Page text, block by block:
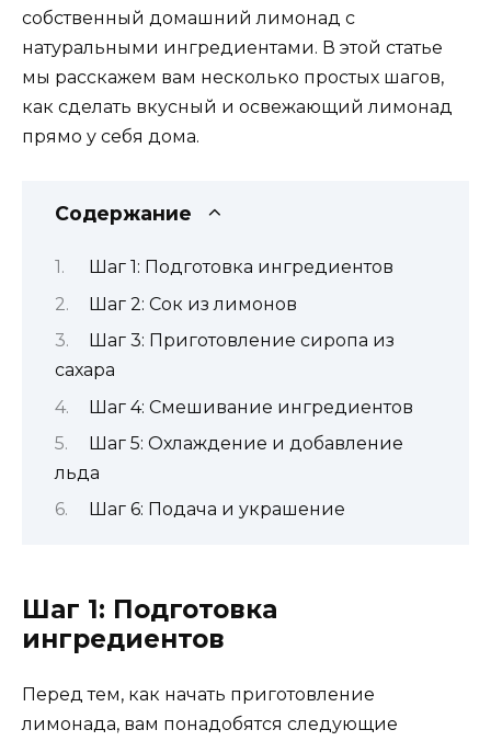
собственный домашний лимонад с
натуральными ингредиентами. В этой статье
мы расскажем вам несколько простых шагов,
как сделать вкусный и освежающий лимонад
прямо у себя дома.
Содержание
Шаг 1: Подготовка ингредиентов
Шаг 2: Сок из лимонов
Шаг 3: Приготовление сиропа из
сахара
Шаг 4: Смешивание ингредиентов
Шаг 5: Охлаждение и добавление
льда
Шаг 6: Подача и украшение
Шаг 1: Подготовка
ингредиентов
Перед тем, как начать приготовление
лимонада, вам понадобятся следующие